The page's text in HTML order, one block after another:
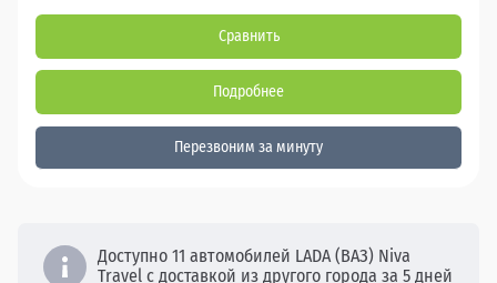
Сравнить
Подробнее
Перезвоним за минуту
Доступно 11 автомобилей LADA (ВАЗ) Niva
Travel с доставкой из другого города за 5 дней